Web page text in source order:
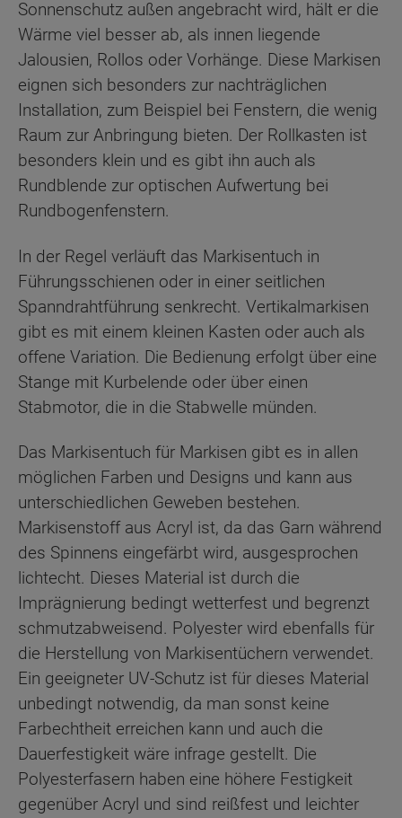
Sonnenschutz außen angebracht wird, hält er die
Wärme viel besser ab, als innen liegende
Jalousien, Rollos oder Vorhänge. Diese Markisen
eignen sich besonders zur nachträglichen
Installation, zum Beispiel bei Fenstern, die wenig
Raum zur Anbringung bieten. Der Rollkasten ist
besonders klein und es gibt ihn auch als
Rundblende zur optischen Aufwertung bei
Rundbogenfenstern.
In der Regel verläuft das Markisentuch in
Führungsschienen oder in einer seitlichen
Spanndrahtführung senkrecht. Vertikalmarkisen
gibt es mit einem kleinen Kasten oder auch als
offene Variation. Die Bedienung erfolgt über eine
Stange mit Kurbelende oder über einen
Stabmotor, die in die Stabwelle münden.
Das Markisentuch für Markisen gibt es in allen
möglichen Farben und Designs und kann aus
unterschiedlichen Geweben bestehen.
Markisenstoff aus Acryl ist, da das Garn während
des Spinnens eingefärbt wird, ausgesprochen
lichtecht. Dieses Material ist durch die
Imprägnierung bedingt wetterfest und begrenzt
schmutzabweisend. Polyester wird ebenfalls für
die Herstellung von Markisentüchern verwendet.
Ein geeigneter UV-Schutz ist für dieses Material
unbedingt notwendig, da man sonst keine
Farbechtheit erreichen kann und auch die
Dauerfestigkeit wäre infrage gestellt. Die
Polyesterfasern haben eine höhere Festigkeit
gegenüber Acryl und sind reißfest und leichter